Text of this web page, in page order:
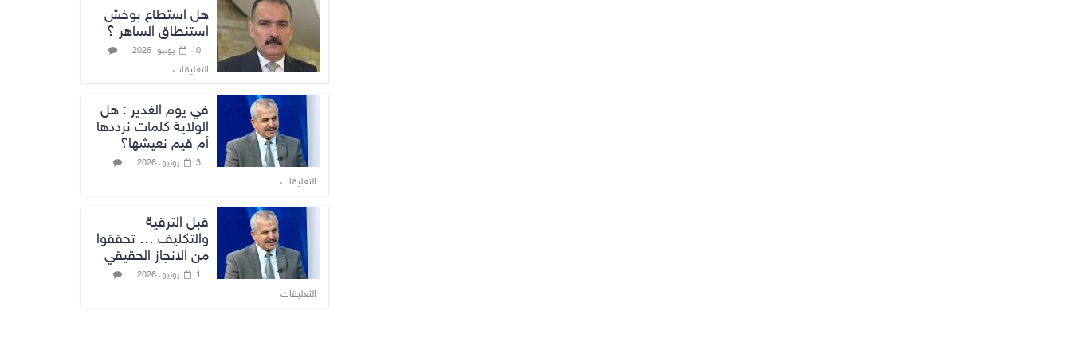
هل استطاع بوخش
استنطاق الساهر ؟
10 يونيو، 2026
التعليقات
في يوم الغدير : هل
الولاية كلمات نرددها
أم قيم نعيشها؟
3 يونيو، 2026
التعليقات
قبل الترقية
والتكليف … تحققوا
من الانجاز الحقيقي
1 يونيو، 2026
التعليقات